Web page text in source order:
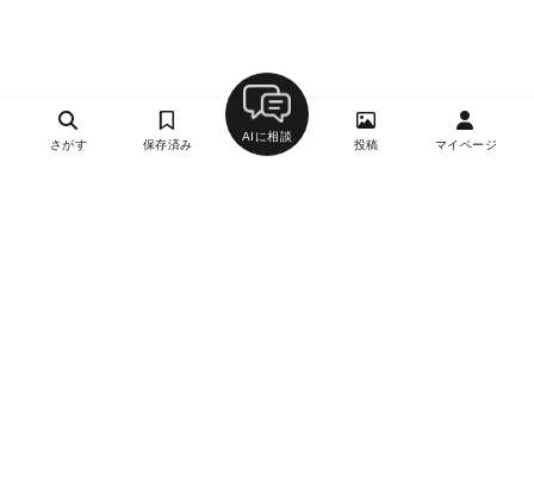
さがす 保存済み
AIに相談
投稿 マイページ